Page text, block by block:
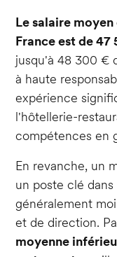
Le salaire
France est de 47
jusqu'à 48 300 €
à haute
expérience
l'hôtellerie-
compétences en
En revanche, un
un poste clé
généralement
et de direction.
moyenne